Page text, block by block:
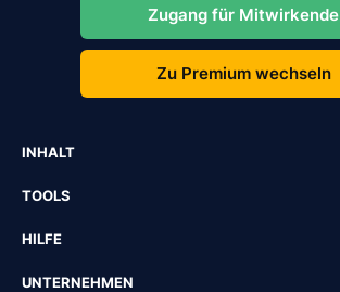
Zugang für Mitwirkende
Zu Premium wechseln
INHALT
TOOLS
HILFE
UNTERNEHMEN